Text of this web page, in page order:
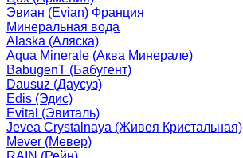
Эвиан (Evian) Франция
Минеральная вода
Alaska (Аляска)
Aqua Minerale (Аква Минерале)
BabugenT (Бабугент)
Dausuz (Даусуз)
Edis (Эдис)
Evital (Эвиталь)
Jevea Crystalnaya (Живея Кристальная)
Mever (Мевер)